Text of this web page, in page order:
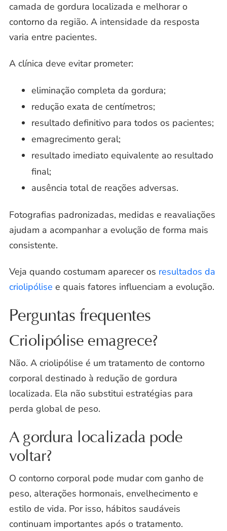
camada de gordura localizada e melhorar o
contorno da região. A intensidade da resposta
varia entre pacientes.
A clínica deve evitar prometer:
eliminação completa da gordura;
redução exata de centímetros;
resultado definitivo para todos os pacientes;
emagrecimento geral;
resultado imediato equivalente ao resultado
final;
ausência total de reações adversas.
Fotografias padronizadas, medidas e reavaliações
ajudam a acompanhar a evolução de forma mais
consistente.
Veja quando costumam aparecer os resultados da
criolipólise e quais fatores influenciam a evolução.
Perguntas frequentes
Criolipólise emagrece?
Não. A criolipólise é um tratamento de contorno
corporal destinado à redução de gordura
localizada. Ela não substitui estratégias para
perda global de peso.
A gordura localizada pode
voltar?
O contorno corporal pode mudar com ganho de
peso, alterações hormonais, envelhecimento e
estilo de vida. Por isso, hábitos saudáveis
continuam importantes após o tratamento.